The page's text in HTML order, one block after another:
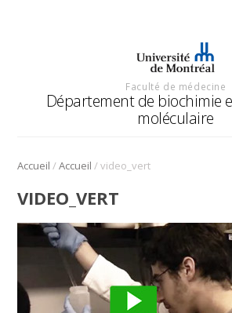
Faculté de médecine
Département de biochimie
moléculaire
Accueil /Accueil /video_vert
VIDEO_VERT